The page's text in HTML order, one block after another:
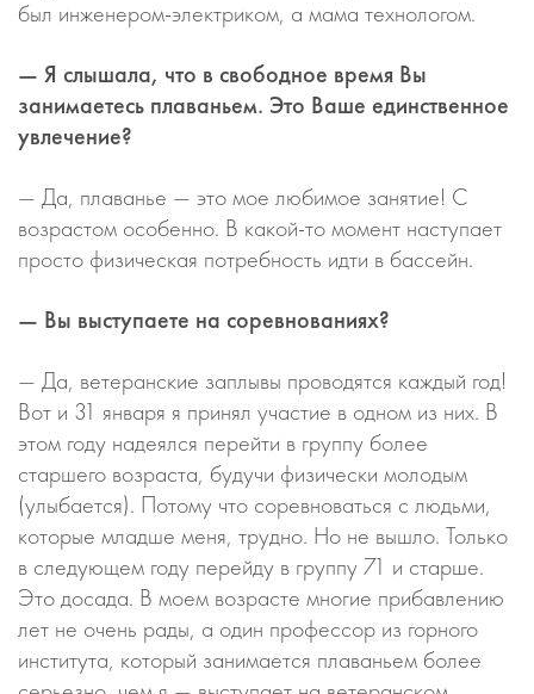
был инженером-электриком, а мама технологом.
— Я слышала, что в свободное время Вы
занимаетесь плаваньем. Это Ваше единственное
увлечение?
— Да, плаванье — это мое любимое занятие! С
возрастом особенно. В какой-то момент наступает
просто физическая потребность идти в бассейн.
— Вы выступаете на соревнованиях?
— Да, ветеранские заплывы проводятся каждый год!
Вот и 31 января я принял участие в одном из них. В
этом году надеялся перейти в группу более
старшего возраста, будучи физически молодым
(улыбается). Потому что соревноваться с людьми,
которые младше меня, трудно. Но не вышло. Только
в следующем году перейду в группу 71 и старше.
Это досада. В моем возрасте многие прибавлению
лет не очень рады, а один профессор из горного
института, который занимается плаваньем более